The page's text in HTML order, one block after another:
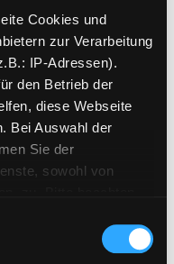
Cookies und
zur Verarbeitung
IP-Adressen).
den Betrieb der
diese Webseite
Bei Auswahl der
Sie der
sowohl von
in
des EWR
Kinderbuch
heute
Werk: Trari Trara,